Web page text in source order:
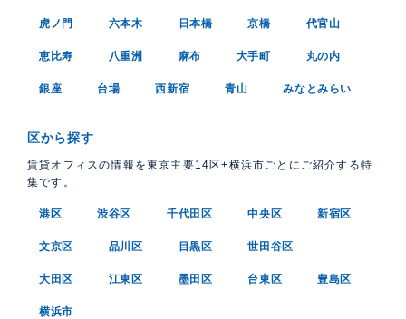
虎ノ門 六本木 日本橋 京橋 代官山
恵比寿 八重洲 麻布 大手町 丸の内
銀座 台場 西新宿 青山 みなとみらい
区から探す
賃貸オフィスの情報を東京主要14区+横浜市ごとにご紹介する特
集です。
港区 渋谷区 千代田区 中央区 新宿区
文京区 品川区 目黒区 世田谷区
大田区 江東区 墨田区 台東区 豊島区
横浜市